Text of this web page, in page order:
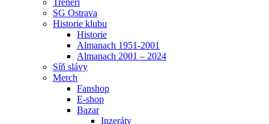
Trenéři
SG Ostrava
Historie klubu
Historie
Almanach 1951-2001
Almanach 2001 – 2024
Síň slávy
Merch
Fanshop
E-shop
Bazar
Inzeráty